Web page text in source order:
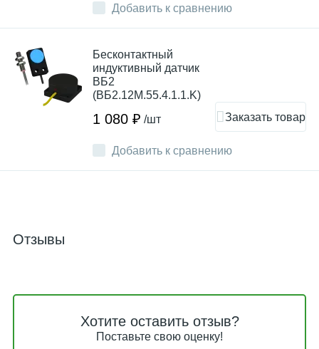
Добавить к сравнению
Добавить к сравнению
Бесконтактный
индуктивный датчик
ВБ2
(ВБ2.12М.55.4.1.1.K)
1 080 ₽ /шт Заказать товар
Отзывы
Хотите оставить отзыв?
Поставьте свою оценку!